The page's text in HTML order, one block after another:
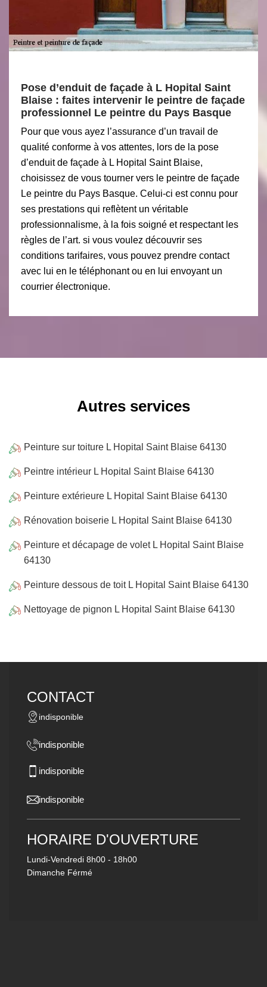
Pose d’enduit de façade à L Hopital Saint
Blaise : faites intervenir le peintre de façade
professionnel Le peintre du Pays Basque
Pour que vous ayez l’assurance d’un travail de
qualité conforme à vos attentes, lors de la pose
d’enduit de façade à L Hopital Saint Blaise,
choisissez de vous tourner vers le peintre de façade
Le peintre du Pays Basque. Celui-ci est connu pour
ses prestations qui reflètent un véritable
professionnalisme, à la fois soigné et respectant les
règles de l’art. si vous voulez découvrir ses
conditions tarifaires, vous pouvez prendre contact
avec lui en le téléphonant ou en lui envoyant un
courrier électronique.
Autres services
Peinture sur toiture L Hopital Saint Blaise 64130
Peintre intérieur L Hopital Saint Blaise 64130
Peinture extérieure L Hopital Saint Blaise 64130
Rénovation boiserie L Hopital Saint Blaise 64130
Peinture et décapage de volet L Hopital Saint Blaise
64130
Peinture dessous de toit L Hopital Saint Blaise 64130
Nettoyage de pignon L Hopital Saint Blaise 64130
CONTACT
indisponible
indisponible
indisponible
indisponible
HORAIRE D'OUVERTURE
Lundi-Vendredi 8h00 - 18h00
Dimanche Férmé